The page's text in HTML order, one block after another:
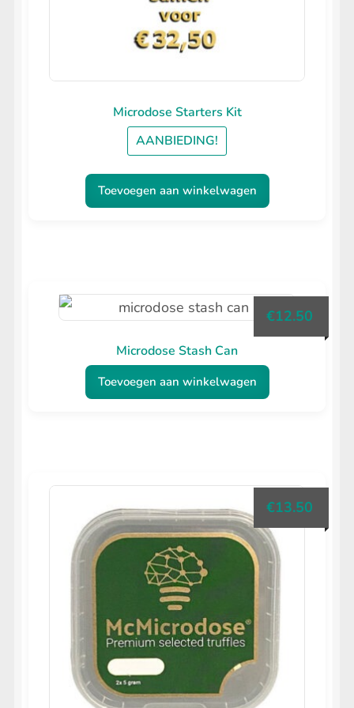
op
de
productpagina
Microdose Starters Kit
AANBIEDING!
Toevoegen aan winkelwagen
Microdose Stash Can
€12.50
Toevoegen aan winkelwagen
€13.50